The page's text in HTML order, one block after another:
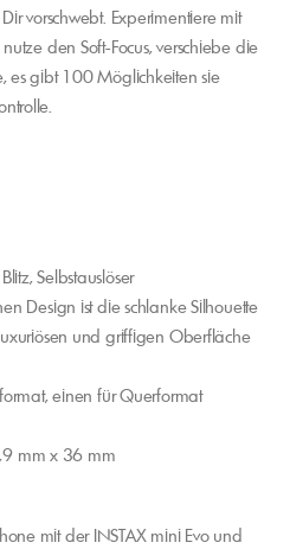
vorschwebt. Experimentiere mit
den Soft-Focus, verschiebe die
es gibt 100 Möglichkeiten sie
Selbstauslöser
Design ist die schlanke Silhouette
und griffigen Oberfläche
einen für Querformat
mm x 36 mm
mit der INSTAX mini Evo und